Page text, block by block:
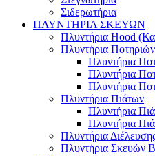
Σιδερωτήρια
ΠΛΥΝΤΗΡΙΑ ΣΚΕΥΩΝ
Πλυντήρια Hood
Πλυντήρια Ποτηριών
Πλυντήρια
Πλυντήρια
Πλυντήρια
Πλυντήρια Πιάτων
Πλυντήρια
Πλυντήρια
Πλυντήρια
Πλυντήρια Σκευών